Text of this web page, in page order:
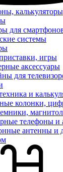
калькуляторы
для
системы
игры
аксессуары
для
и
колонки,
телефоны и
антенны и